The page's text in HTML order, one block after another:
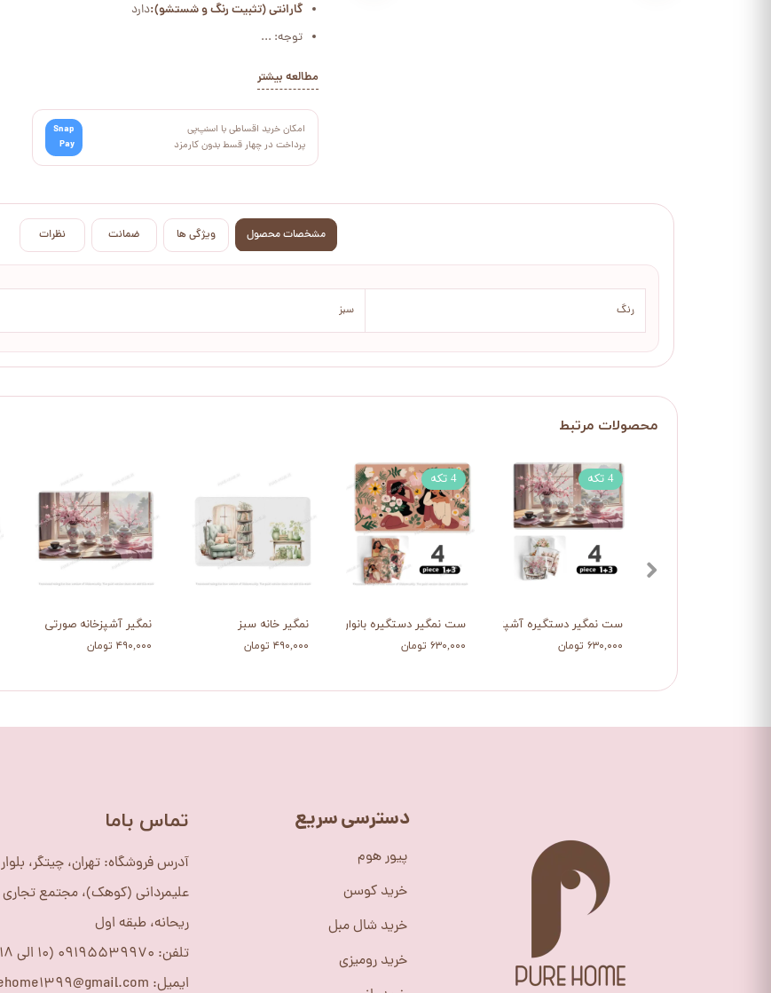
گارانتی (تثبیت رنگ و شستشو):دارد
توجه: ...
مطالعه بیشتر
امکان خرید اقساطی با اسنپ‌پی
پرداخت در چهار قسط بدون کارمزد
Snap
Pay
مشخصات محصول ویژگی ها ضمانت نظرات
رنگ سبز
نمگیر آشپزخانه صورتی
۴۹۰,۰۰۰ تومان
نمگیر خانه سبز
۴۹۰,۰۰۰ تومان
ست نمگیر دستگیره بانوان هندی
۶۳۰,۰۰۰ تومان
4 تکه
ست نمگیر دستگیره آشپزخانه صورتی
۶۳۰,۰۰۰ تومان
4 تکه
پیور هوم
خرید کوسن
خرید شال مبل
خرید رومیزی
دسترسی سریع ​تماس باما
آدرس فروشگاه: تهران، چیتگر، بلوار
علیمردانی (کوهک)، مجتمع تجاری
ریحانه، طبقه اول
تلفن: 09195539970 (10 الی 18 )
ایمیل: purehome1399@gmail.com